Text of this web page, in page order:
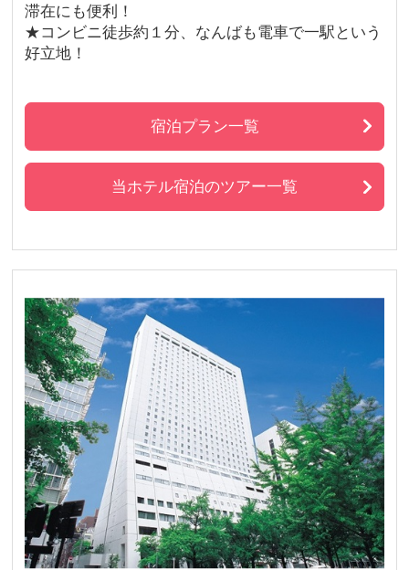
滞在にも便利！
★コンビニ徒歩約１分、なんばも電車で一駅という
好立地！
宿泊プラン一覧
当ホテル宿泊のツアー一覧